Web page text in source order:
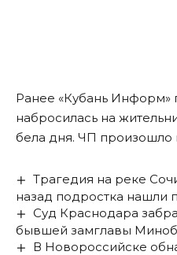
Ранее «Кубань Информ»
набросилась на
бела дня. ЧП произошло
Трагедия на реке
назад подростка нашли
Суд Краснодара
бывшей замглавы
В Новороссийске